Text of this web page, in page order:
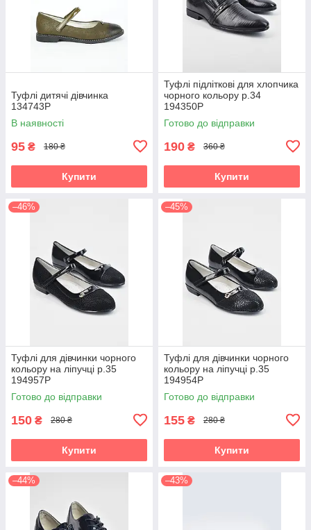
Туфлі дитячі дівчинка
134743P
В наявності
95 ₴ 180 ₴
Купити
Туфлі підліткові для хлопчика
чорного кольору р.34
194350P
Готово до відправки
190 ₴ 360 ₴
Купити
–46%
Туфлі для дівчинки чорного
кольору на ліпучці р.35
194957P
Готово до відправки
150 ₴ 280 ₴
Купити
–45%
Туфлі для дівчинки чорного
кольору на ліпучці р.35
194954P
Готово до відправки
155 ₴ 280 ₴
Купити
–44% –43%